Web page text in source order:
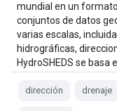
mundial en un
conjuntos de datos
varias escalas,
hidrográficas,
HydroSHEDS se basa
dirección drenaje